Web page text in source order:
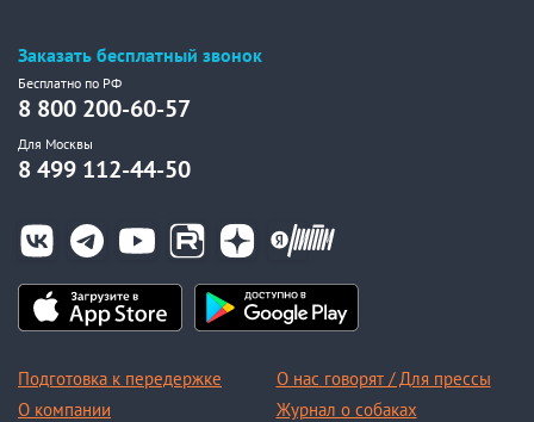
Заказать бесплатный звонок
Бесплатно по РФ
8 800 200-60-57
Для Москвы
8 499 112-44-50
Подготовка к передержке
О компании
О нас говорят / Для прессы
Журнал о собаках